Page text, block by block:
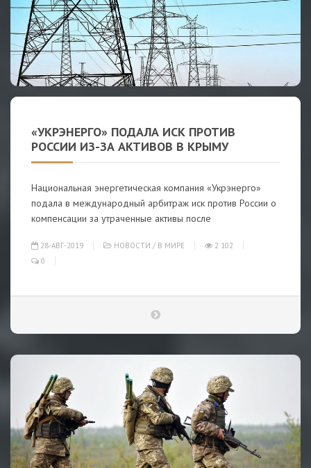
«УКРЭНЕРГО» ПОДАЛА ИСК ПРОТИВ
РОССИИ ИЗ-ЗА АКТИВОВ В КРЫМУ
Национальная энергетическая компания «Укрэнерго»
подала в международный арбитраж иск против России о
компенсации за утраченные активы после
28-АВГ-2019 НОВОСТИ / В МИРЕ
2 102
0